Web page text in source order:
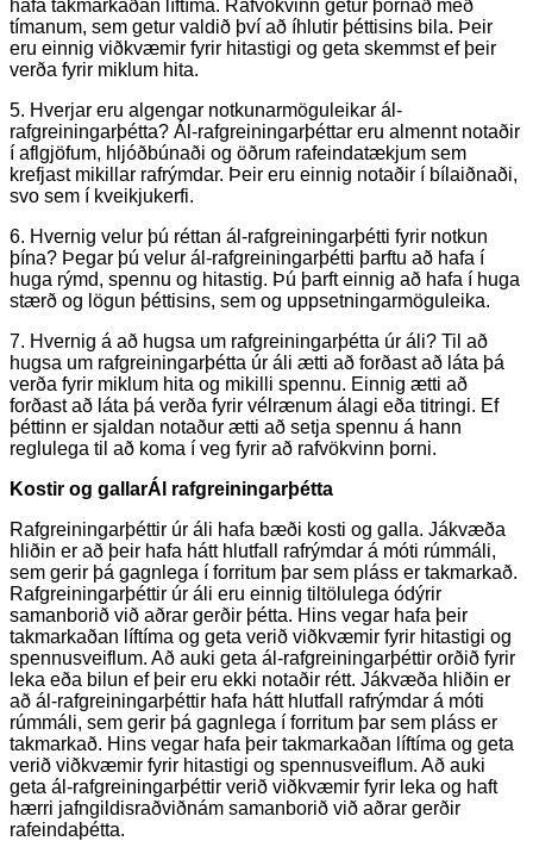
hafa takmarkaðan líftíma. Rafvökvinn getur þornað með
tímanum, sem getur valdið því að íhlutir þéttisins bila. Þeir
eru einnig viðkvæmir fyrir hitastigi og geta skemmst ef þeir
verða fyrir miklum hita.
5. Hverjar eru algengar notkunarmöguleikar ál-
rafgreiningarþétta? Ál-rafgreiningarþéttar eru almennt notaðir
í aflgjöfum, hljóðbúnaði og öðrum rafeindatækjum sem
krefjast mikillar rafrýmdar. Þeir eru einnig notaðir í bílaiðnaði,
svo sem í kveikjukerfi.
6. Hvernig velur þú réttan ál-rafgreiningarþétti fyrir notkun
þína? Þegar þú velur ál-rafgreiningarþétti þarftu að hafa í
huga rýmd, spennu og hitastig. Þú þarft einnig að hafa í huga
stærð og lögun þéttisins, sem og uppsetningarmöguleika.
7. Hvernig á að hugsa um rafgreiningarþétta úr áli? Til að
hugsa um rafgreiningarþétta úr áli ætti að forðast að láta þá
verða fyrir miklum hita og mikilli spennu. Einnig ætti að
forðast að láta þá verða fyrir vélrænum álagi eða titringi. Ef
þéttinn er sjaldan notaður ætti að setja spennu á hann
reglulega til að koma í veg fyrir að rafvökvinn þorni.
Kostir og gallarÁl rafgreiningarþétta
Rafgreiningarþéttir úr áli hafa bæði kosti og galla. Jákvæða
hliðin er að þeir hafa hátt hlutfall rafrýmdar á móti rúmmáli,
sem gerir þá gagnlega í forritum þar sem pláss er takmarkað.
Rafgreiningarþéttir úr áli eru einnig tiltölulega ódýrir
samanborið við aðrar gerðir þétta. Hins vegar hafa þeir
takmarkaðan líftíma og geta verið viðkvæmir fyrir hitastigi og
spennusveiflum. Að auki geta ál-rafgreiningarþéttir orðið fyrir
leka eða bilun ef þeir eru ekki notaðir rétt. Jákvæða hliðin er
að ál-rafgreiningarþéttir hafa hátt hlutfall rafrýmdar á móti
rúmmáli, sem gerir þá gagnlega í forritum þar sem pláss er
takmarkað. Hins vegar hafa þeir takmarkaðan líftíma og geta
verið viðkvæmir fyrir hitastigi og spennusveiflum. Að auki
geta ál-rafgreiningarþéttir verið viðkvæmir fyrir leka og haft
hærri jafngildisraðviðnám samanborið við aðrar gerðir
rafeindaþétta.